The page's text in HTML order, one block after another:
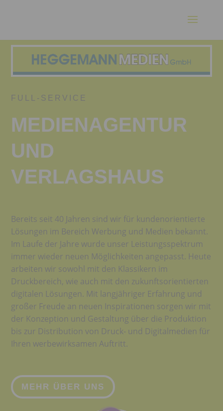
FULL-SERVICE
MEDIENAGENTUR
UND
VERLAGSHAUS
Bereits seit 40 Jahren sind wir für kundenorientierte
Lösungen im Bereich Werbung und Medien bekannt.
Im Laufe der Jahre wurde unser Leistungsspektrum
immer wieder neuen Möglichkeiten angepasst. Heute
arbeiten wir sowohl mit den Klassikern im
Druckbereich, wie auch mit den zukunftsorientierten
digitalen Lösungen. Mit langjähriger Erfahrung und
großer Freude an neuen Inspirationen sorgen wir mit
der Konzeption und Gestaltung über die Produktion
bis zur Distribution von Druck- und Digitalmedien für
Ihren werbewirksamen Auftritt.
MEHR ÜBER UNS